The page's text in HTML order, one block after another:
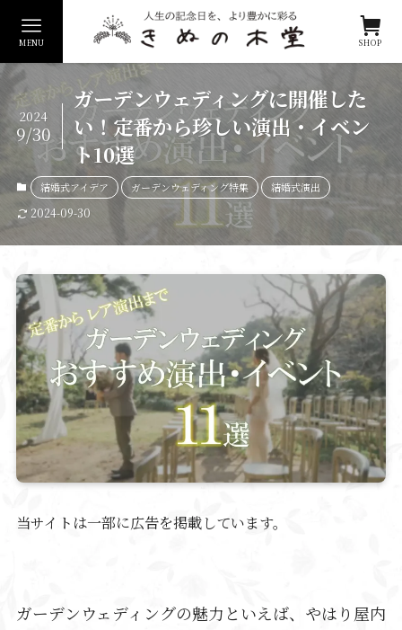
SHOP
MENU
ガーデンウェディングに開催した
い！定番から珍しい演出・イベン
ト10選
2024
9/30
結婚式アイデア ガーデンウェディング特集 結婚式演出
2024-09-30
当サイトは一部に広告を掲載しています。
ガーデンウェディングの魅力といえば、やはり屋内